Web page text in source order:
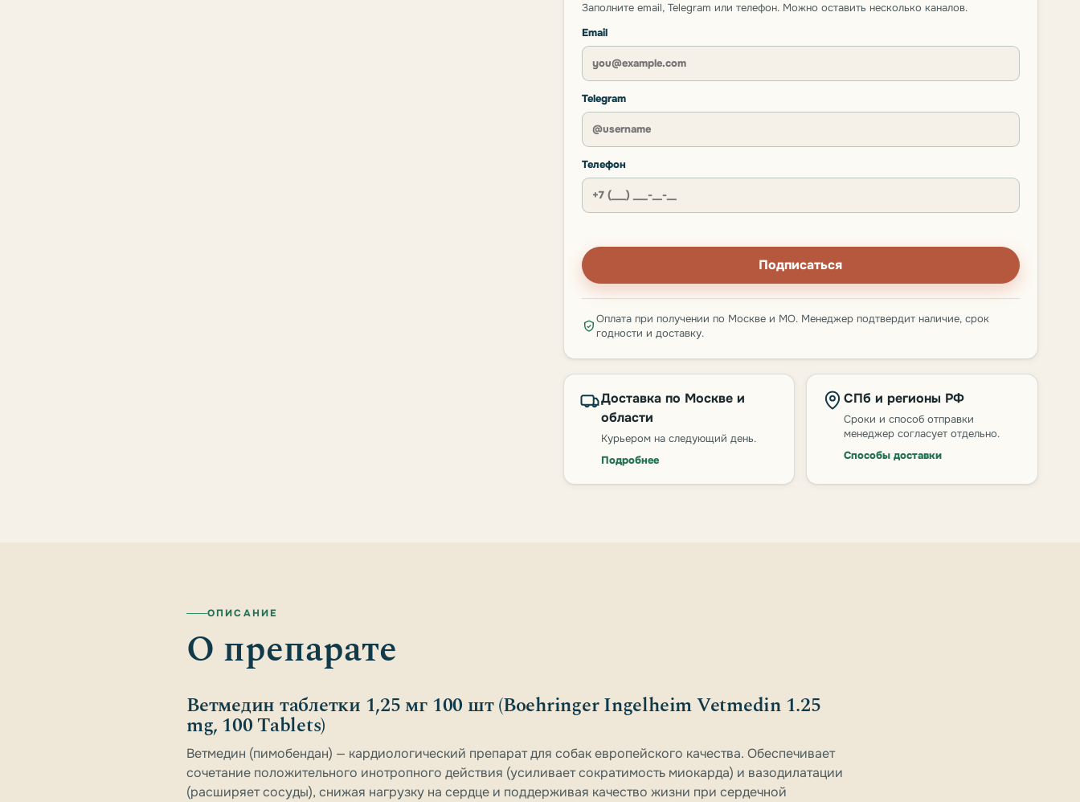
Заполните email, Telegram или телефон. Можно оставить несколько каналов.
Email
Telegram
Телефон
Подписаться
Оплата при получении по Москве и МО. Менеджер подтвердит наличие, срок
годности и доставку.
Доставка по Москве и
области
Курьером на следующий день.
Подробнее
СПб и регионы РФ
Сроки и способ отправки
менеджер согласует отдельно.
Способы доставки
ОПИСАНИЕ
О препарате
Ветмедин таблетки 1,25 мг 100 шт (Boehringer Ingelheim Vetmedin 1.25
mg, 100 Tablets)
Ветмедин (пимобендан) — кардиологический препарат для собак европейского качества. Обеспечивает
сочетание положительного инотропного действия (усиливает сократимость миокарда) и вазодилатации
(расширяет сосуды), снижая нагрузку на сердце и поддерживая качество жизни при сердечной